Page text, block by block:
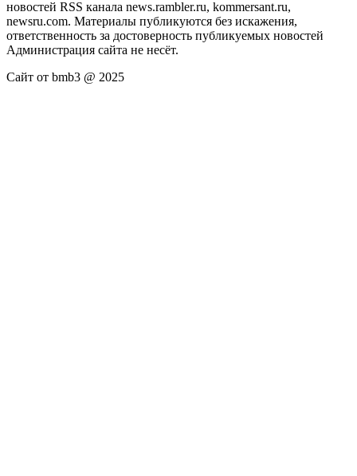
новостей RSS канала news.rambler.ru, kommersant.ru,
newsru.com. Материалы публикуются без искажения,
ответственность за достоверность публикуемых новостей
Администрация сайта не несёт.
Сайт от bmb3 @ 2025